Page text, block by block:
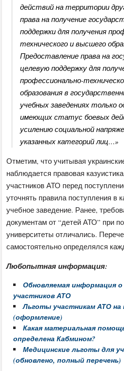
действий на территории
права на получение
поддержки для получения
технического и высшего
Предоставление права на
целевую поддержку для
профессионально-
образования в
учебных заведениях только
имеющих статус боевых
усилению социальной
указанных категорий лиц…»
Отметим, что учитывая
наблюдается правовая
участников АТО перед
уточнять правила поступления в
учебное заведение. Ранее,
документам от “детей АТО” при
университеты отличались.
самостоятельно определялся
Любопытная информация:
Обновляемая информация
участников АТО
Льготы участникам АТО на
(оформление)
Какая материальная
определена Кабмином?
Медицинские льготы для
(обновлено, полный перечень)